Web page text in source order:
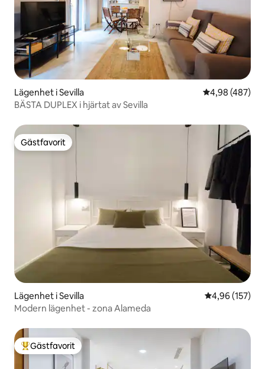
Lägenhet i Sevilla 4,98 av 5 i
4,98 (487)
BÄSTA DUPLEX i hjärtat av Sevilla
Gästfavorit
Gästfavorit
Lägenhet i Sevilla 4,96 av 5 i
4,96 (157)
Modern lägenhet - zona Alameda
Populär gästfavorit
Gästfavorit